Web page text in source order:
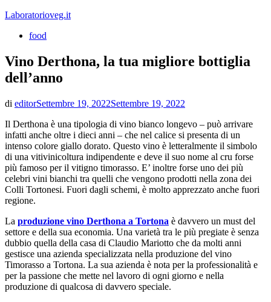
Vai
contenuto
Laboratorioveg.it
food
Vino Derthona, la tua migliore bottiglia
dell’anno
di editorSettembre 19, 2022Settembre 19, 2022
Il Derthona è una tipologia di vino bianco longevo – può arrivare
infatti anche oltre i dieci anni – che nel calice si presenta di un
intenso colore giallo dorato. Questo vino è letteralmente il simbolo
di una vitivinicoltura indipendente e deve il suo nome al cru forse
più famoso per il vitigno timorasso. E’ inoltre forse uno dei più
celebri vini bianchi tra quelli che vengono prodotti nella zona dei
Colli Tortonesi. Fuori dagli schemi, è molto apprezzato anche fuori
regione.
La produzione vino Derthona a Tortona è davvero un must del
settore e della sua economia. Una varietà tra le più pregiate è senza
dubbio quella della casa di Claudio Mariotto che da molti anni
gestisce una azienda specializzata nella produzione del vino
Timorasso a Tortona. La sua azienda è nota per la professionalità e
per la passione che mette nel lavoro di ogni giorno e nella
produzione di qualcosa di davvero speciale.